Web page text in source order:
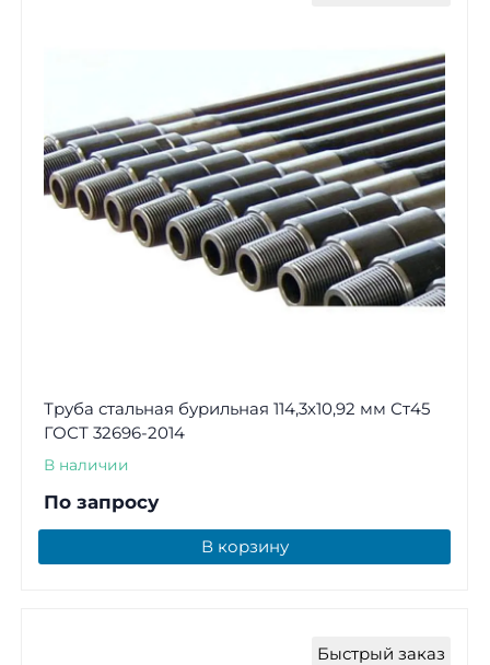
Труба стальная бурильная 114,3х10,92 мм Ст45
ГОСТ 32696-2014
В наличии
По запросу
В корзину
Быстрый заказ